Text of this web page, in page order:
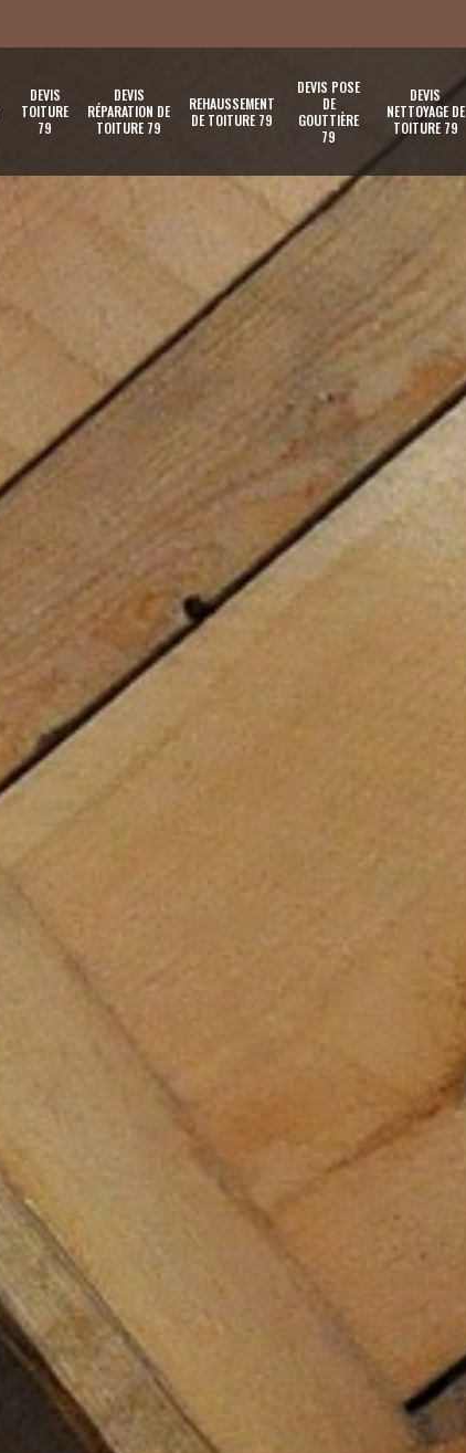
DEVIS
TOITURE
79
DEVIS
RÉPARATION DE
TOITURE 79
REHAUSSEMENT
DE TOITURE 79
DEVIS POSE
DE
GOUTTIÈRE
79
DEVIS
NETTOYAGE DE
TOITURE 79